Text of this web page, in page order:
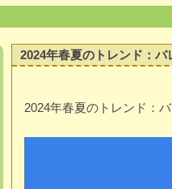
2024年春夏のトレンド：
2024年春夏のトレンド：